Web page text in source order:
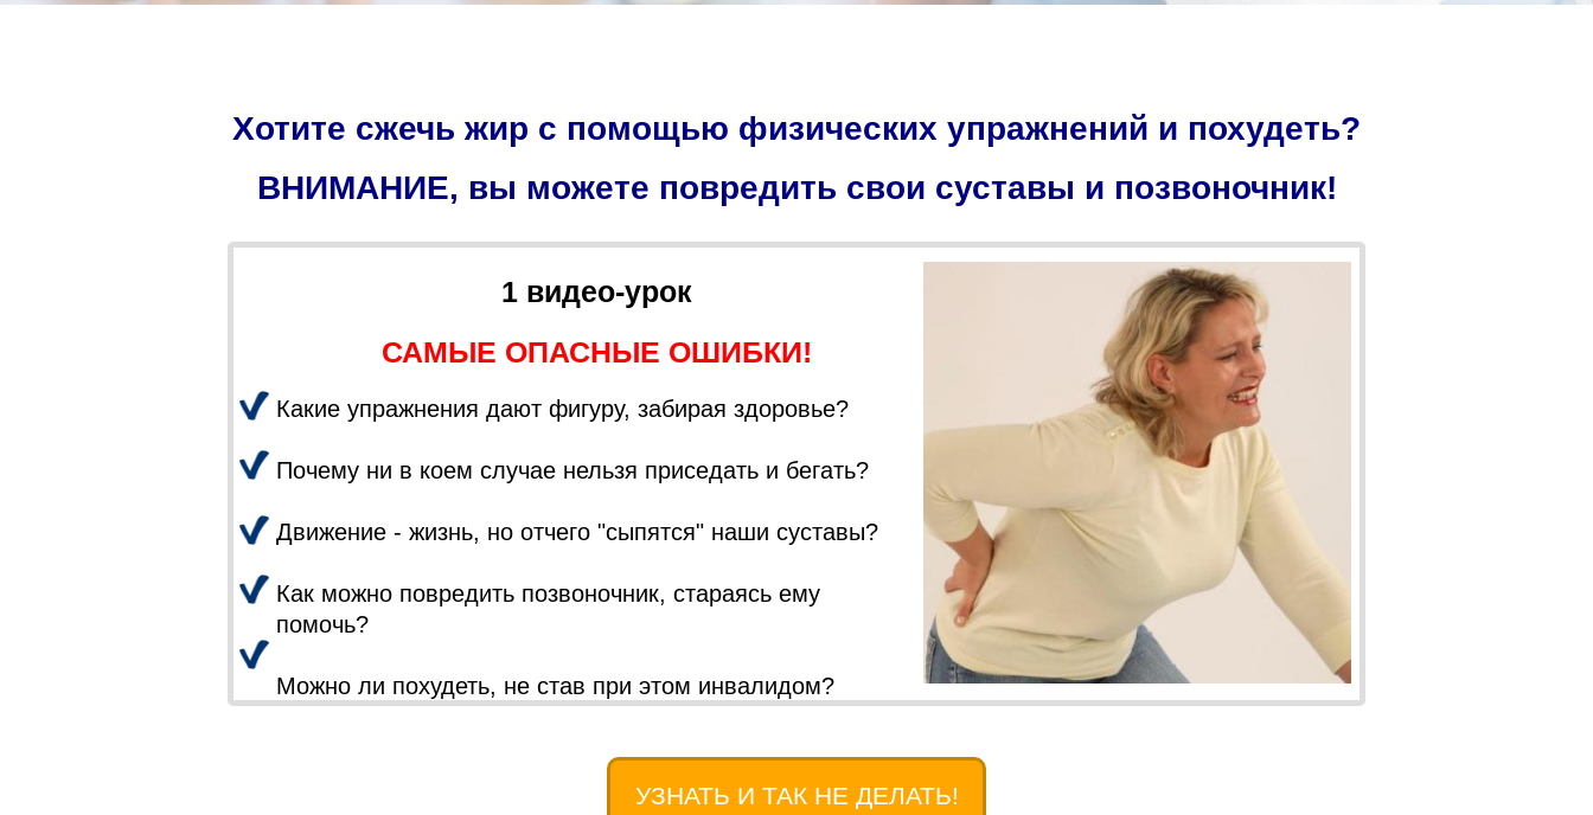
Какие упражнения дают фигуру, забирая здоровье?
Почему ни в коем случае нельзя приседать и бегать?
Движение - жизнь, но отчего "сыпятся" наши суставы?
Как можно повредить позвоночник, стараясь ему
помочь?
Можно ли похудеть, не став при этом инвалидом?
САМЫЕ ОПАСНЫЕ ОШИБКИ!
1 видео-урок
Хотите сжечь жир с помощью физических упражнений и похудеть?
ВНИМАНИЕ, вы можете повредить свои суставы и позвоночник!
УЗНАТЬ И ТАК НЕ ДЕЛАТЬ!